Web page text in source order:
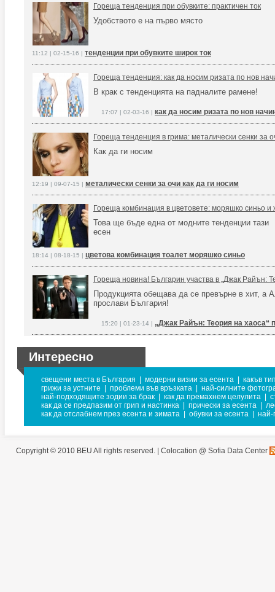
Гореща тенденция при обувките: практичен ток
Удобството е на първо място
11:12 | 02-15-16 | тенденции при обувките широк ток
Гореща тенденция: как да носим ризата по нов
В крак с тенденцията на падналите рамене!
17:07 | 02-03-16 | как да носим ризата по нов
Гореща тенденция в грима: металически сенки за
Как да ги носим
12:19 | 09-07-15 | металически сенки за очи как да ги носим
Гореща комбинация в цветовете: моряшко синьо и
Това ще бъде една от модните тенденции тази
есен
18:14 | 08-18-15 | цветова комбинация тоалет моряшко синьо
Гореща новина! Българин участва в „Джак Райън:
Продукцията обещава да се превърне в хит, а
прослави България!
15:20 | 01-23-14 | „Джак Райън: Теория на
Интересно
свещени места в България модерни визии за есента
какъв
грижи за устните
проблеми във връзката
най-силните
най-подходящите зодии за брак
как да премахнем целулита
как да се предпазим от грип и настинка
прически за есента
как да отслабнем през есента и зимата
обувки за есента най-
Copyright © 2010 BEU All rights reserved. | Colocation @ Sofia Data Center